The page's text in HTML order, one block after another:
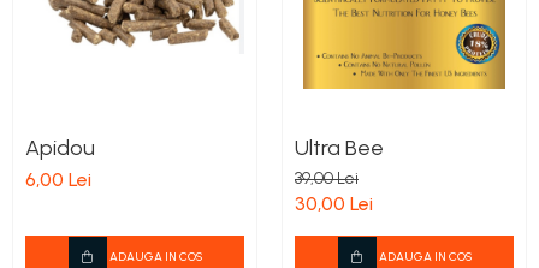
Apidou
6,00 Lei
ADAUGA IN COS
Ultra Bee
39,00 Lei
30,00 Lei
ADAUGA IN COS